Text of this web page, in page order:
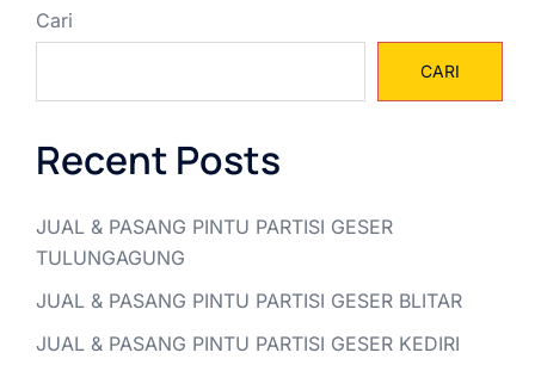
Cari
CARI
Recent Posts
JUAL & PASANG PINTU PARTISI GESER
TULUNGAGUNG
JUAL & PASANG PINTU PARTISI GESER BLITAR
JUAL & PASANG PINTU PARTISI GESER KEDIRI